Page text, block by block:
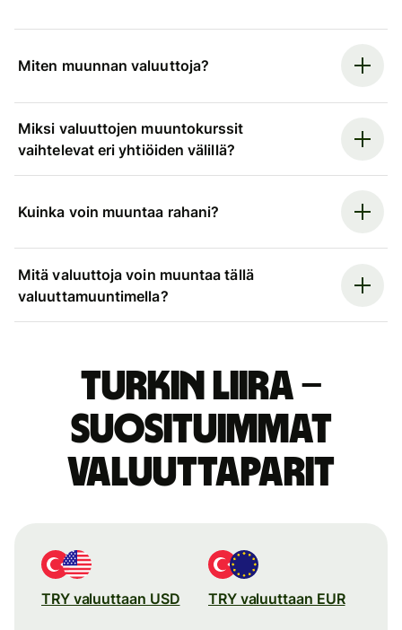
Miten muunnan valuuttoja?
Miksi valuuttojen muuntokurssit
vaihtelevat eri yhtiöiden välillä?
Kuinka voin muuntaa rahani?
Mitä valuuttoja voin muuntaa tällä
valuuttamuuntimella?
Turkin liira –
suosituimmat
valuuttaparit
TRY valuuttaan USD TRY valuuttaan EUR